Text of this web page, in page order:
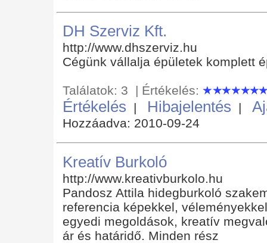
DH Szerviz Kft.
http://www.dhszerviz.hu
Cégünk vállalja épületek komplett
Találatok: 3 | Értékelés:
Értékelés | Hibajelentés |
Hozzáadva: 2010-09-24
Kreatív Burkoló
http://www.kreativburkolo.hu
Pandosz Attila hidegburkoló
referencia képekkel,
egyedi megoldások, kreatív
ár és határidő. Minden rész